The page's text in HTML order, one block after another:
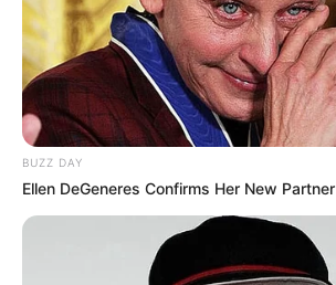
BUZZ DAY
Ellen DeGeneres Confirms Her New Partner